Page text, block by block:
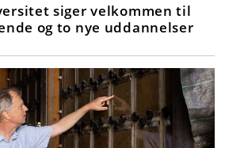
siger velkommen til
og to nye uddannelser